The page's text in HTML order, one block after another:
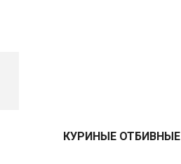
КУРИНЫЕ ОТБИВНЫЕ